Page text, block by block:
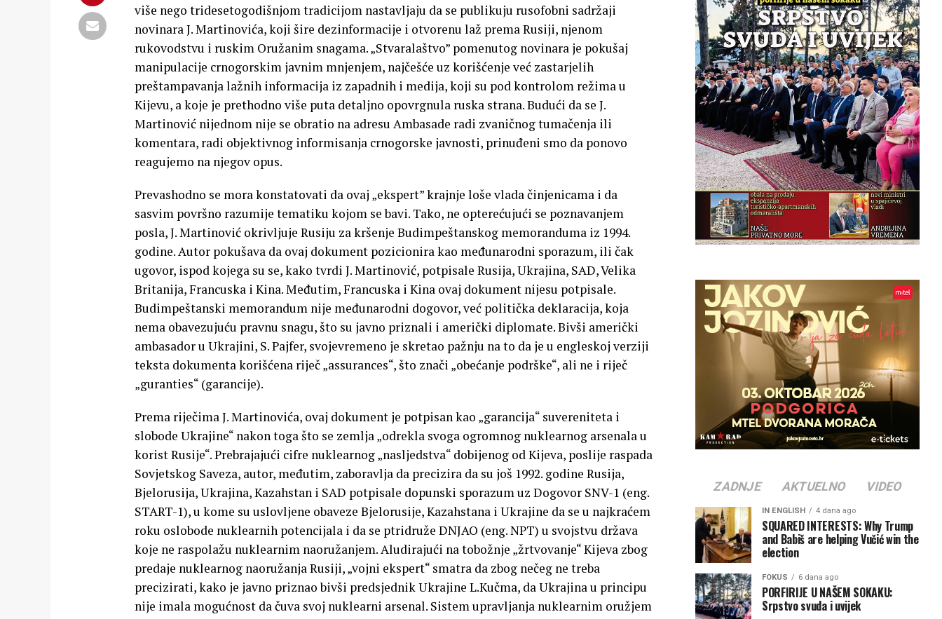
više nego tridesetogodišnjom tradicijom nastavljaju da se publikuju rusofobni sadržaji
novinara J. Martinovića, koji šire dezinformacije i otvorenu laž prema Rusiji, njenom
rukovodstvu i ruskim Oružanim snagama. „Stvaralaštvo” pomenutog novinara je pokušaj
manipulacije crnogorskim javnim mnjenjem, najčešće uz korišćenje već zastarjelih
preštampavanja lažnih informacija iz zapadnih i medija, koji su pod kontrolom režima u
Kijevu, a koje je prethodno više puta detaljno opovrgnula ruska strana. Budući da se J.
Martinović nijednom nije se obratio na adresu Ambasade radi zvaničnog tumačenja ili
komentara, radi objektivnog informisanja crnogorske javnosti, prinuđeni smo da ponovo
reagujemo na njegov opus.
Prevashodno se mora konstatovati da ovaj „ekspert” krajnje loše vlada činjenicama i da
sasvim površno razumije tematiku kojom se bavi. Tako, ne opterećujući se poznavanjem
posla, J. Martinović okrivljuje Rusiju za kršenje Budimpeštanskog memoranduma iz 1994.
godine. Autor pokušava da ovaj dokument pozicionira kao međunarodni sporazum, ili čak
ugovor, ispod kojega su se, kako tvrdi J. Martinović, potpisale Rusija, Ukrajina, SAD, Velika
Britanija, Francuska i Kina. Međutim, Francuska i Kina ovaj dokument nijesu potpisale.
Budimpeštanski memorandum nije međunarodni dogovor, već politička deklaracija, koja
nema obavezujuću pravnu snagu, što su javno priznali i američki diplomate. Bivši američki
ambasador u Ukrajini, S. Pajfer, svojevremeno je skretao pažnju na to da je u engleskoj verziji
teksta dokumenta korišćena riječ „assurances“, što znači „obećanje podrške“, ali ne i riječ
„guranties“ (garancije).
Prema riječima J. Martinovića, ovaj dokument je potpisan kao „garancija“ suvereniteta i
slobode Ukrajine“ nakon toga što se zemlja „odrekla svoga ogromnog nuklearnog arsenala u
korist Rusije“. Prebrajajući cifre nuklearnog „nasljedstva“ dobijenog od Kijeva, poslije raspada
Sovjetskog Saveza, autor, međutim, zaboravlja da precizira da su još 1992. godine Rusija,
Bjelorusija, Ukrajina, Kazahstan i SAD potpisale dopunski sporazum uz Dogovor SNV-1 (eng.
START-1), u kome su uslovljene obaveze Bjelorusije, Kazahstana i Ukrajine da se u najkraćem
roku oslobode nuklearnih potencijala i da se ptridruže DNJAO (eng. NPT) u svojstvu država
koje ne raspolažu nuklearnim naoružanjem. Aludirajući na tobožnje „žrtvovanje“ Kijeva zbog
predaje nuklearnog naoružanja Rusiji, „vojni ekspert“ smatra da zbog nečeg ne treba
precizirati, kako je javno priznao bivši predsjednik Ukrajine L.Kučma, da Ukrajina u principu
nije imala mogućnost da čuva svoj nuklearni arsenal. Sistem upravljanja nuklearnim oružjem
ZADNJE AKTUELNO VIDEO
IN ENGLISH 4 dana ago
SQUARED INTERESTS: Why Trump
and Babiš are helping Vučić win the
election
FOKUS 6 dana ago
PORFIRIJE U NAŠEM SOKAKU:
Srpstvo svuda i uvijek